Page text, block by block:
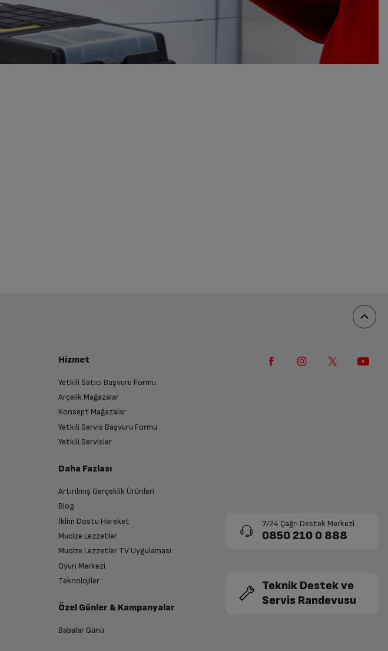
Hizmet
Yetkili Satıcı Başvuru Formu
Arçelik Mağazalar
Konsept Mağazalar
Yetkili Servis Başvuru Formu
Yetkili Servisler
Daha Fazlası
Artırılmış Gerçeklik Ürünleri
Blog
İklim Dostu Hareket
Mucize Lezzetler
Mucize Lezzetler TV Uygulaması
Oyun Merkezi
Teknolojiler
Özel Günler & Kampanyalar
Babalar Günü
7/24 Çağrı Destek Merkezi
0850 210 0 888
Teknik Destek ve
Servis Randevusu